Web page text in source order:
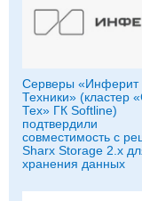
Серверы «Инферит
Техники» (кластер
Тех» ГК Softline)
подтвердили
совместимость с
Sharx Storage 2.x
хранения данных